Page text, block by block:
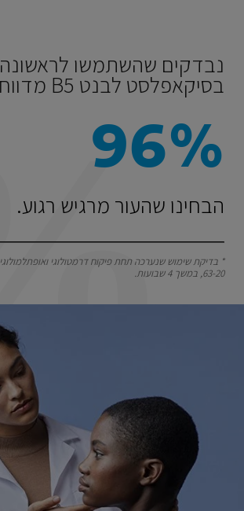
נבדקים שהשתמשו לראשונה
בסיקאפלסט לבנט B5 מדווחים
96%
הבחינו שהעור מרגיש רגוע.
63-20, במשך 4 שבועות.